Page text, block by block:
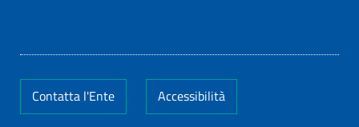
Contatta l'Ente Accessibilità